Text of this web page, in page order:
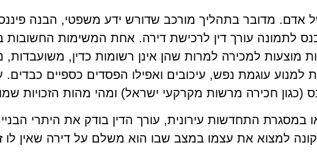
אדם. מדובר בתהליך מורכב שדורש ידע משפטי, הבנה
לתמונה עורך דין לרכישת דירה. אחת המשימות החשובות
למכירה למרות שהן אינן רשומות כדין, משועבדות,
למנוע עוגמת נפש, עיכובים ואפילו הפסדים כספיים כבדים.
(כגון חכירה מרשות מקרקעי ישראל) ומהי מהות הזכויות
התחדשות עירונית, עורך הדין בודק את היתרי
למצוא את עצמו במצב שבו הוא משלם על דירה שאין לו